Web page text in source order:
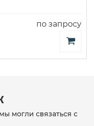
по запросу
могли связаться с